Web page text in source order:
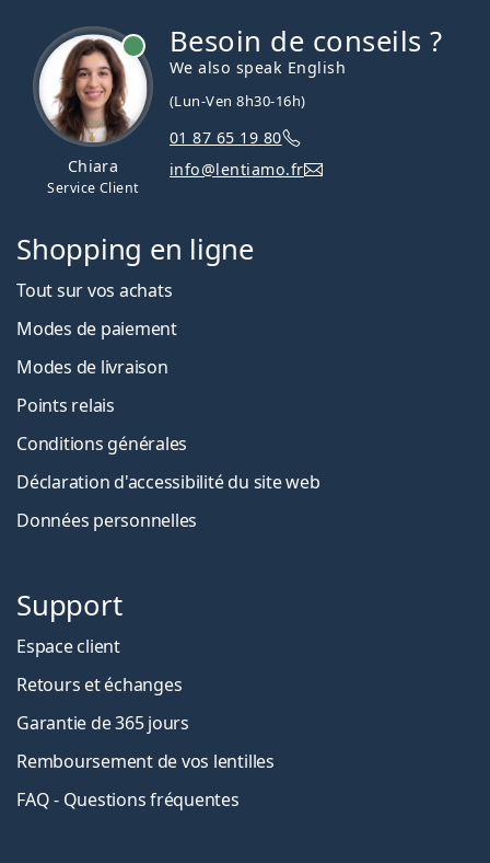
Chiara
Service Client
Besoin de conseils ?
We also speak English
(Lun-Ven 8h30-16h)
01 87 65 19 80
info@lentiamo.fr
Shopping en ligne
Tout sur vos achats
Modes de paiement
Modes de livraison
Points relais
Conditions générales
Déclaration d'accessibilité du site web
Données personnelles
Support
Espace client
Retours et échanges
Garantie de 365 jours
Remboursement de vos lentilles
FAQ - Questions fréquentes